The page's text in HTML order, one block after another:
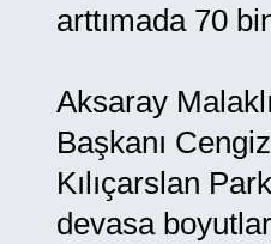
arttımada 70
Aksaray
Başkanı
Kılıçarslan
devasa